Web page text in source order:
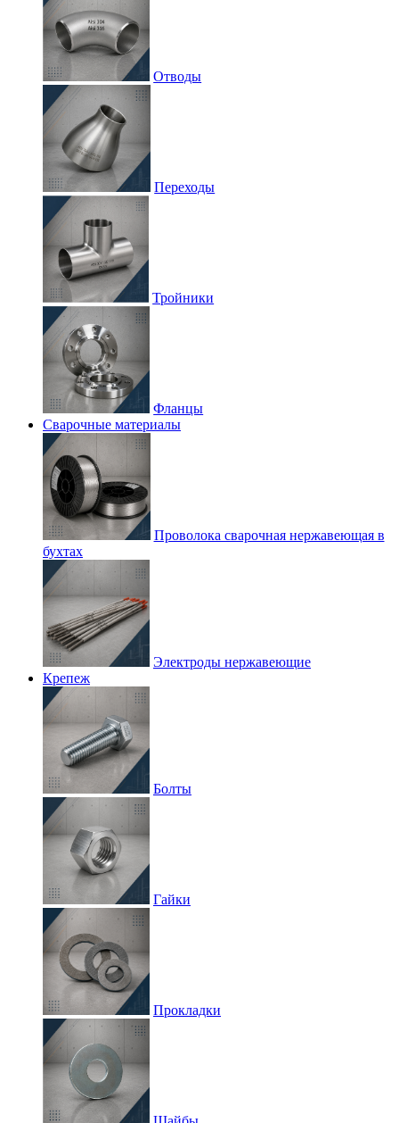
Отводы
Переходы
Тройники
Фланцы
Сварочные материалы
Проволока сварочная нержавеющая в
бухтах
Электроды нержавеющие
Крепеж
Болты
Гайки
Прокладки